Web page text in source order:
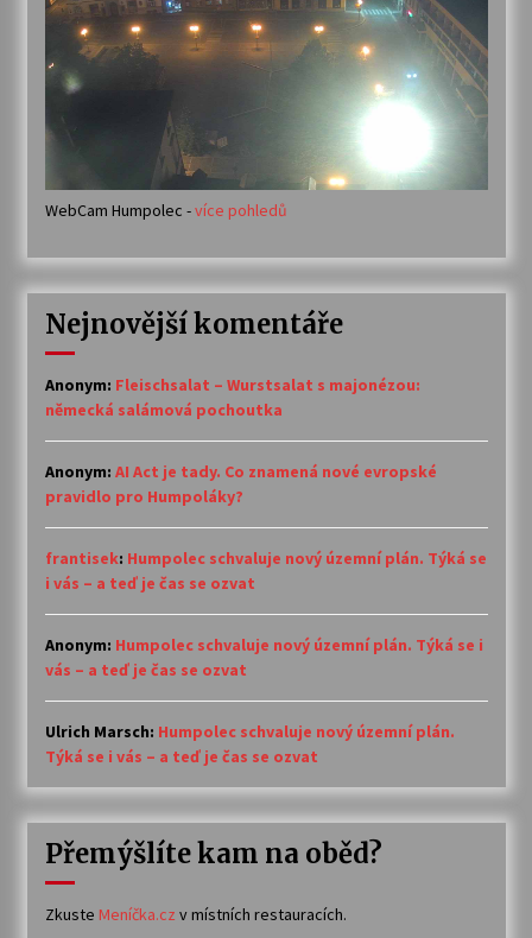
WebCam Humpolec -více pohledů
Nejnovější komentáře
Anonym: Fleischsalat – Wurstsalat s majonézou:
německá salámová pochoutka
Anonym: AI Act je tady. Co znamená nové evropské
pravidlo pro Humpoláky?
frantisek: Humpolec schvaluje nový územní plán. Týká se
i vás – a teď je čas se ozvat
Anonym: Humpolec schvaluje nový územní plán. Týká se i
vás – a teď je čas se ozvat
Ulrich Marsch: Humpolec schvaluje nový územní plán.
Týká se i vás – a teď je čas se ozvat
Přemýšlíte kam na oběd?
Zkuste Meníčka.cz v místních restauracích.